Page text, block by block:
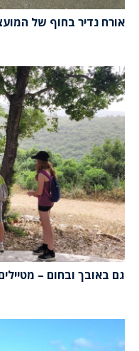
אורח נדיר בחוף של
גם באובך ובחום –